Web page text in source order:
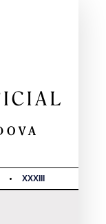
XXXIII